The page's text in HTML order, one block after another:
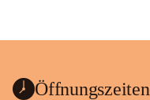
Öffnungszeiten